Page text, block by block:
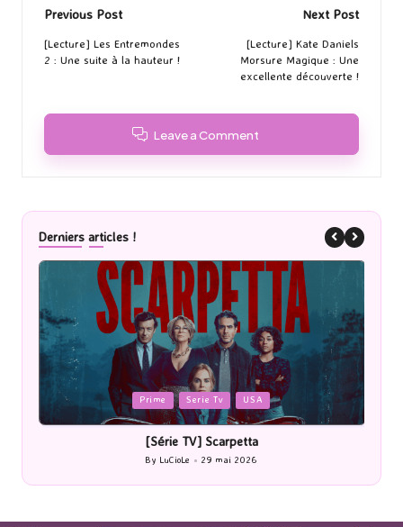
Post
navigation
Previous Post
[Lecture] Les Entremondes
2 : Une suite à la hauteur !
Next Post
[Lecture] Kate Daniels
Morsure Magique : Une
excellente découverte !
Leave a Comment
Derniers articles !
Posted
in
Prime Serie Tv USA
[Série TV] Scarpetta
Posted
by
By LuCioLe 29 mai 2026